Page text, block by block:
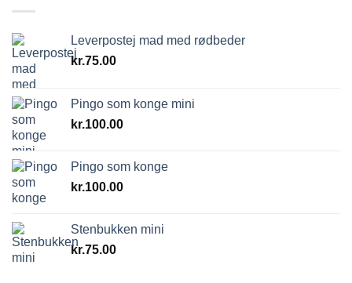
Leverpostej mad med rødbeder
kr.75.00
Pingo som konge mini
kr.100.00
Pingo som konge
kr.100.00
Stenbukken mini
kr.75.00